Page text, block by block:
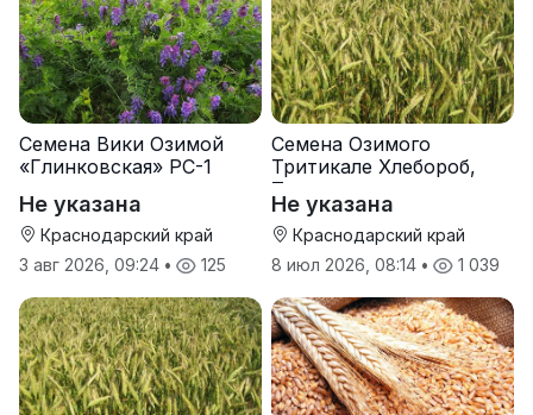
Семена Вики Озимой
«Глинковская» РС-1
Не указана
Краснодарский край
3 авг 2026, 09:24 • 125
Семена Озимого
Тритикале Хлебороб,
Тихон
Не указана
Краснодарский край
8 июл 2026, 08:14 • 1 039